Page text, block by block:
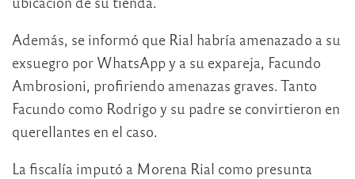
Además, se informó que Rial habría amenazado a su
exsuegro por WhatsApp y a su expareja, Facundo
Ambrosioni, profiriendo amenazas graves. Tanto
Facundo como Rodrigo y su padre se convirtieron en
querellantes en el caso.
La fiscalía imputó a Morena Rial como presunta